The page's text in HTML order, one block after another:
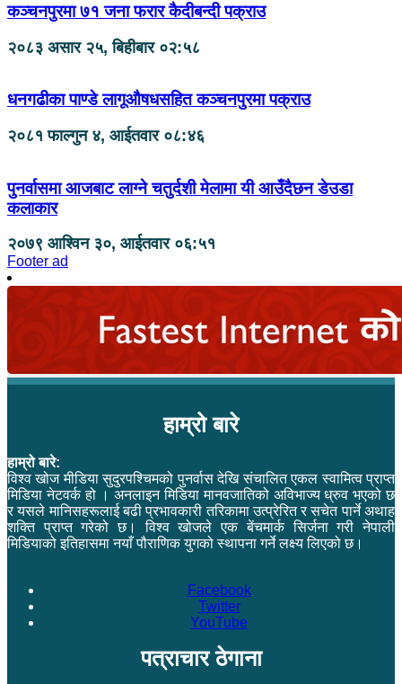
कञ्चनपुरमा ७१ जना फरार कैदीबन्दी पक्राउ
२०८३ असार २५, बिहीबार ०२:५८
धनगढीका पाण्डे लागूऔषधसहित कञ्चनपुरमा पक्राउ
२०८१ फाल्गुन ४, आईतवार ०८:४६
पुनर्वासमा आजबाट लाग्ने चतुर्दशी मेलामा यी आउँदैछन डेउडा
कलाकार
२०७९ आश्विन ३०, आईतवार ०६:५१
Footer ad
हाम्रो बारे
हाम्रो बारे:
विश्व खोज मीडिया सुदुरपश्चिमको पुनर्वास देखि संचालित एकल स्वामित्व प्राप्त
मिडिया नेटवर्क हो । अनलाइन मिडिया मानवजातिको अविभाज्य ध्रुव भएको छ
र यसले मानिसहरूलाई बढी प्रभावकारी तरिकामा उत्प्रेरित र सचेत पार्ने अथाह
शक्ति प्राप्त गरेको छ। विश्व खोजले एक बेंचमार्क सिर्जना गरी नेपाली
मिडियाको इतिहासमा नयाँ पौराणिक युगको स्थापना गर्ने लक्ष्य लिएको छ।
Facebook
Twitter
YouTube
पत्राचार ठेगाना